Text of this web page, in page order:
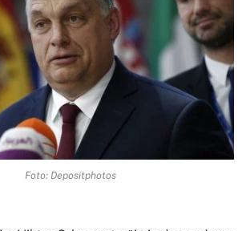
Foto: Depositphotos